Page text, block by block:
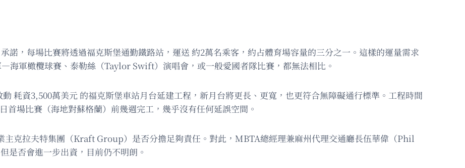
諾，每場比賽將透過福克斯堡通勤鐵路站，運送 約2萬名乘客，約占體育場容量的三分之一。這樣的運量需求
—海軍橄欖球賽、泰勒絲（Taylor Swift）演唱會，或一般愛國者隊比賽，都無法相比。
耗資3,500萬美元 的福克斯堡車站月台延建工程，新月台將更長、更寬，也更符合無障礙通行標準。工程時間
首場比賽（海地對蘇格蘭）前幾週完工，幾乎沒有任何延誤空間。
主克拉夫特集團（Kraft Group）是否分擔足夠責任。對此，MBTA總經理兼麻州代理交通廳長伍華偉（Phil
是否會進一步出資，目前仍不明朗。